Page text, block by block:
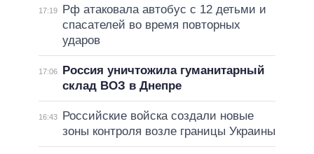
17:19
Рф атаковала автобус с 12 детьми и
спасателей во время повторных
ударов
17:06
Россия уничтожила гуманитарный
склад ВОЗ в Днепре
16:43
Российские войска создали новые
зоны контроля возле границы Украины